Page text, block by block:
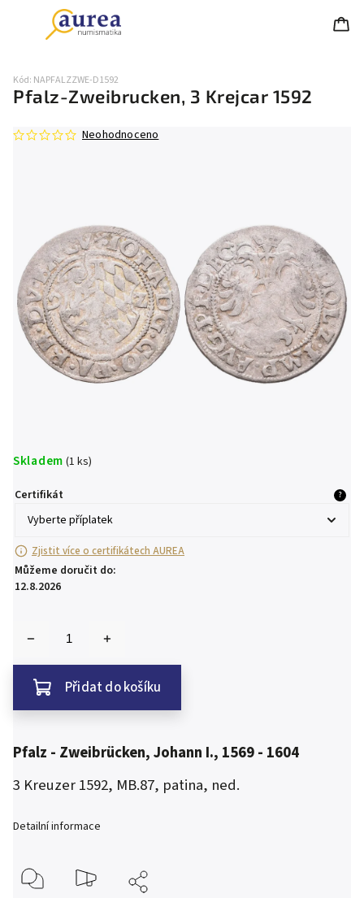
Pfalz-Zweibrucken, 3 Krejcar 1592
Kód: NAPFALZZWE-D1592
Neohodnoceno
Skladem (1 ks)
Certifikát ?
Zjistit více o certifikátech AUREA
Můžeme doručit do:
12.8.2026
Přidat do košíku
Pfalz - Zweibrücken, Johann I., 1569 - 1604
3 Kreuzer 1592, MB.87, patina, ned.
Detailní informace